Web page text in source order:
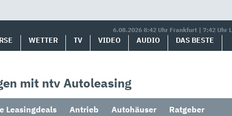
6.08.2026 8:42 Uhr Frankfurt | 7:42 Uhr
WETTER TV VIDEO AUDIO DAS BESTE
mit ntv Autoleasing
Leasingdeals Antrieb Autohäuser Ratgeber